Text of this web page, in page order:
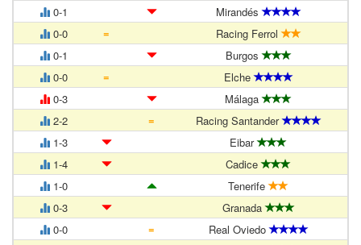
0-1
Mirandés
0-0
=
Racing Ferrol
0-1
Burgos
0-0
=
Elche
0-3
Málaga
2-2
=
Racing Santander
1-3
Eibar
1-4
Cadice
1-0
Tenerife
0-3
Granada
0-0
=
Real Oviedo